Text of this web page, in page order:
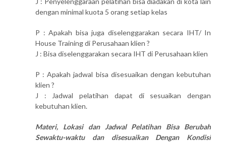
dengan minimal kuota 5 orang setiap kelas
P : Apakah bisa juga diselenggarakan secara IHT/ In
House Training di Perusahaan klien ?
J : Bisa diselenggarakan secara IHT di Perusahaan klien
P : Apakah jadwal bisa disesuaikan dengan kebutuhan
klien ?
J : Jadwal pelatihan dapat di sesuaikan dengan
kebutuhan klien.
Materi, Lokasi dan Jadwal Pelatihan Bisa Berubah
Sewaktu-waktu dan disesuaikan Dengan Kondisi